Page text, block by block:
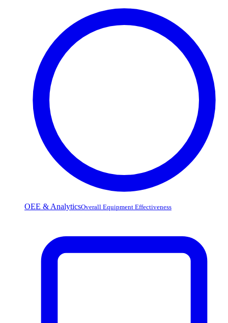
OEE & AnalyticsOverall Equipment Effectiveness